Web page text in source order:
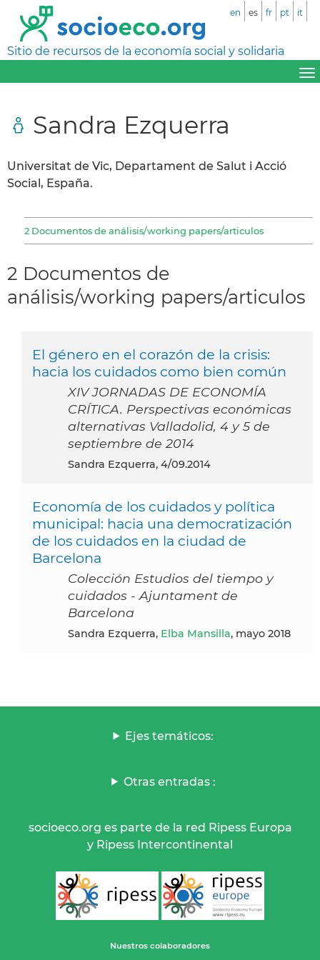
Sitio de recursos de la economía social y solidaria
en es fr pt it
Sandra Ezquerra
Universitat de Vic, Departament de Salut i Acció
Social, España.
2 Documentos de análisis/working papers/articulos
2 Documentos de
análisis/working papers/articulos
El género en el corazón de la crisis:
hacia los cuidados como bien común
XIV JORNADAS DE ECONOMÍA
CRÍTICA. Perspectivas económicas
alternativas Valladolid, 4 y 5 de
septiembre de 2014
Sandra Ezquerra, 4/09.2014
Economía de los cuidados y política
municipal: hacia una democratización
de los cuidados en la ciudad de
Barcelona
Colección Estudios del tiempo y
cuidados - Ajuntament de
Barcelona
Sandra Ezquerra, Elba Mansilla, mayo 2018
Ejes temáticos:
Otras entradas :
socioeco.org es parte de la red Ripess Europa
y Ripess Intercontinental
Nuestros colaboradores